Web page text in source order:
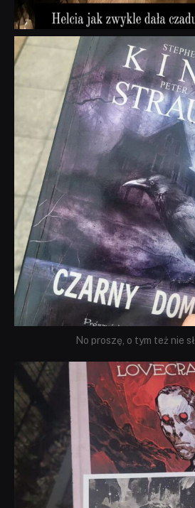
dobryhorror
Wrz 23
No proszę, o tym też nie
dobryhorror
Wrz 19